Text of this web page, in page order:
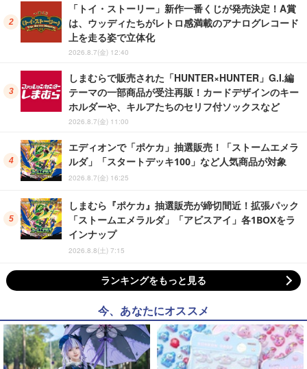
「トイ・ストーリー」新作一番くじが発売決定！A賞
は、ウッディたちがレトロ感満載のアナログレコード
上を走る姿で立体化
2026.8.7(金) 12:40
しまむらで販売された「HUNTER×HUNTER」G.I.編
テーマの一部商品が受注再販！カードデザインのキー
ホルダーや、キルアたちのセリフ付ソックスなど
2026.8.7(金) 11:00
エディオンで「ポケカ」抽選販売！「ストームエメラ
ルダ」「スタートデッキ100」など人気商品が対象
2026.8.7(金) 16:25
しまむら『ポケカ』抽選販売が締切間近！拡張パック
「ストームエメラルダ」「アビスアイ」各1BOXをラ
インナップ
2026.8.8(土) 7:15
ランキングをもっと見る
今、あなたにオススメ